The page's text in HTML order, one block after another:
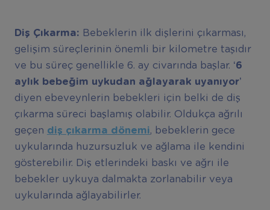
Diş Çıkarma: Bebeklerin ilk dişlerini çıkarması,
gelişim süreçlerinin önemli bir kilometre taşıdır
ve bu süreç genellikle 6. ay civarında başlar. ‘6
ayl ık bebeğim uykudan ağlayarak uyanıyor’
diyen ebeveynlerin bebekleri için belki de diş
çıkarma süreci başlamış olabilir. Oldukça ağrılı
geçen diş çıkarma d önemi, bebeklerin gece
uykularında huzursuzluk ve ağlama ile kendini
gösterebilir. Diş etlerindeki baskı ve ağrı ile
bebekler uykuya dalmakta zorlanabilir veya
uykularında ağlayabilirler.